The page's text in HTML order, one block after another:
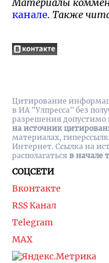
Материалы
канале. Также
СОЦСЕТИ
Вконтакте
RSS Канал
Telegram
MAX
Цитирование
в ИА "Улпресса" без
разрешения допустимо
на источник
материалах,
Интернет. Ссылка на
располагаться в начале